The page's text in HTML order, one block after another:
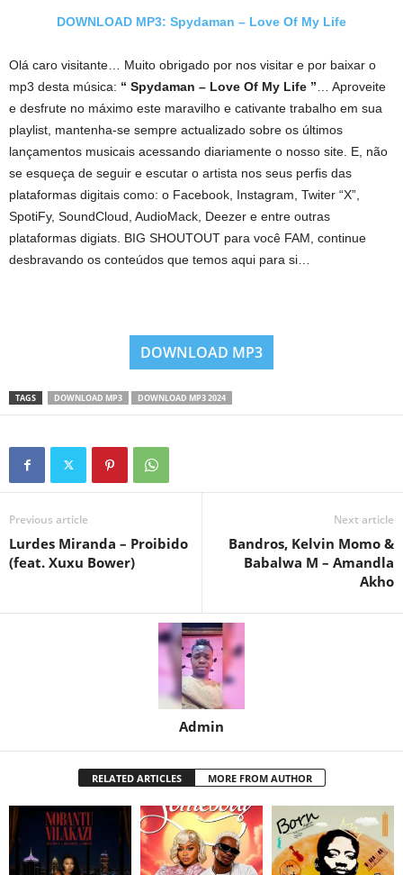
DOWNLOAD MP3: Spydaman – Love Of My Life
Olá caro visitante… Muito obrigado por nos visitar e por baixar o
mp3 desta música: “ Spydaman – Love Of My Life ” … Aproveite
e desfrute no máximo este maravilho e cativante trabalho em sua
playlist, mantenha-se sempre actualizado sobre os últimos
lançamentos musicais acessando diariamente o nosso site. E, não
se esqueça de seguir e escutar o artista nos seus perfis das
plataformas digitais como: o Facebook, Instagram, Twiter “X”,
SpotiFy, SoundCloud, AudioMack, Deezer e entre outras
plataformas digiats. BIG SHOUTOUT para você FAM, continue
desbravando os conteúdos que temos aqui para si…
DOWNLOAD MP3
TAGS DOWNLOAD MP3 DOWNLOAD MP3 2024
Previous article
Lurdes Miranda – Proibido
(feat. Xuxu Bower)
Next article
Bandros, Kelvin Momo &
Babalwa M – Amandla
Akho
Admin
RELATED ARTICLES MORE FROM AUTHOR